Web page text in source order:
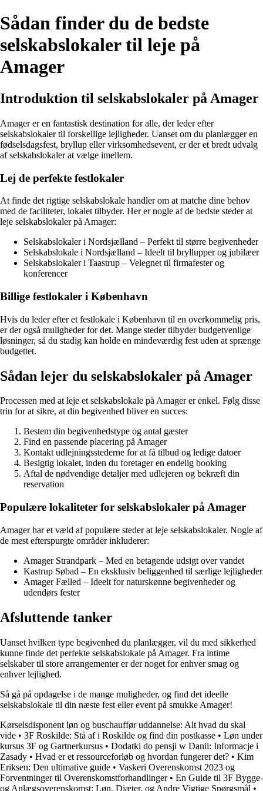
Sådan finder du de bedste
selskabslokaler til leje på
Amager
Introduktion til selskabslokaler på Amager
Amager er en fantastisk destination for alle, der leder efter
selskabslokaler til forskellige lejligheder. Uanset om du planlægger en
fødselsdagsfest, bryllup eller virksomhedsevent, er der et bredt udvalg
af selskabslokaler at vælge imellem.
Lej de perfekte festlokaler
At finde det rigtige selskabslokale handler om at matche dine behov
med de faciliteter, lokalet tilbyder. Her er nogle af de bedste steder at
leje selskabslokaler på Amager:
Selskabslokaler i Nordsjælland – Perfekt til større begivenheder
Selskabslokale i Nordsjælland – Ideelt til bryllupper og jubilæer
Selskabslokaler i Taastrup – Velegnet til firmafester og
konferencer
Billige festlokaler i København
Hvis du leder efter et festlokale i København til en overkommelig pris,
er der også muligheder for det. Mange steder tilbyder budgetvenlige
løsninger, så du stadig kan holde en mindeværdig fest uden at sprænge
budgettet.
Sådan lejer du selskabslokaler på Amager
Processen med at leje et selskabslokale på Amager er enkel. Følg disse
trin for at sikre, at din begivenhed bliver en succes:
Bestem din begivenhedstype og antal gæster
Find en passende placering på Amager
Kontakt udlejningsstederne for at få tilbud og ledige datoer
Besigtig lokalet, inden du foretager en endelig booking
Aftal de nødvendige detaljer med udlejeren og bekræft din
reservation
Populære lokaliteter for selskabslokaler på Amager
Amager har et væld af populære steder at leje selskabslokaler. Nogle af
de mest efterspurgte områder inkluderer:
Amager Strandpark – Med en betagende udsigt over vandet
Kastrup Søbad – En eksklusiv beliggenhed til særlige lejligheder
Amager Fælled – Ideelt for naturskønne begivenheder og
udendørs fester
Afsluttende tanker
Uanset hvilken type begivenhed du planlægger, vil du med sikkerhed
kunne finde det perfekte selskabslokale på Amager. Fra intime
selskaber til store arrangementer er der noget for enhver smag og
enhver lejlighed.
Så gå på opdagelse i de mange muligheder, og find det ideelle
selskabslokale til din næste fest eller event på smukke Amager!
Kørselsdisponent løn og buschauffør uddannelse: Alt hvad du skal
vide • 3F Roskilde: Stå af i Roskilde og find din postkasse • Løn under
kursus 3F og Gartnerkursus • Dodatki do pensji w Danii: Informacje i
Zasady • Hvad er et ressourceforløb og hvordan fungerer det? • Kim
Eriksen: Den ultimative guide • Vaskeri Overenskomst 2023 og
Forventninger til Overenskomstforhandlinger• En Guide til 3F Bygge-
og Anlægsoverenskomst: Løn, Diæter, og Andre Vigtige Spørgsmål •